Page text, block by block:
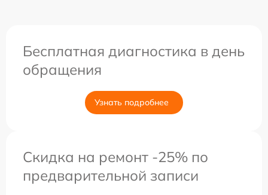
Бесплатная диагностика в день
обращения
Узнать подробнее
Скидка на ремонт -25% по
предварительной записи